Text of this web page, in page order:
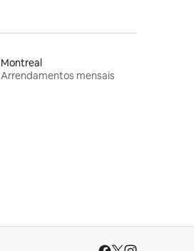
Montreal
Arrendamentos mensais